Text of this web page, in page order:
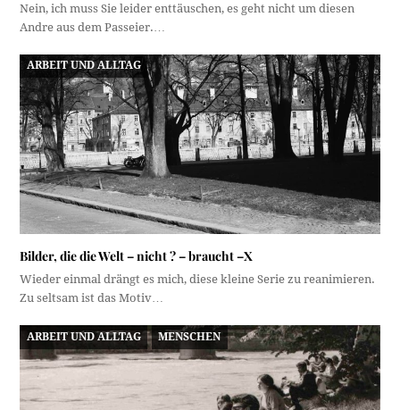
Nein, ich muss Sie leider enttäuschen, es geht nicht um diesen
Andre aus dem Passeier.…
ARBEIT UND ALLTAG
Bilder, die die Welt – nicht ? – braucht –X
Wieder einmal drängt es mich, diese kleine Serie zu reanimieren.
Zu seltsam ist das Motiv…
ARBEIT UND ALLTAG MENSCHEN